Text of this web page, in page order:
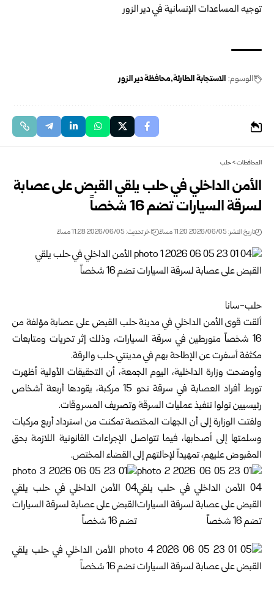
الوسوم: الاستجابة الطارئة محافظة دير الزور
المحافظات>حلب
الأمن الداخلي في حلب يلقي القبض على عصابة
لسرقة السيارات تضم 16 شخصاً
تاريخ النشر: 2026/06/05 11:20 مساءً اخر تحديث: 2026/06/05 11:28 مساءً
حلب-سانا
ألقت قوى الأمن الداخلي في مدينةحلب القبض علىعصابةمؤلفة من
16 شخصاً متورطين في سرقة السيارات، وذلك إثر تحريات ومتابعات
مكثفة أسفرت عن الإطاحة بهم في مدينتي حلب والرقة.
وأوضحت وزارة الداخلية، اليوم الجمعة، أن التحقيقات الأولية أظهرت
‏تورط أفراد العصابة في سرقة نحو 15 مركبة، يقودها أربعة أشخاص
رئيسيين تولوا تنفيذ عمليات السرقة وتصريف المسروقات.
ولفتت الوزارة إلى أن الجهات المختصة تمكنت من استرداد أربع مركبات
وسلمتها إلى أصحابها، فيما تتواصل الإجراءات القانونية اللازمة بحق
المقبوض عليهم، تمهيداً لإحالتهم إلى القضاء المختص.